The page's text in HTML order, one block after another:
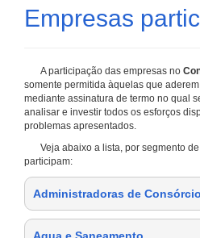
Empresas
A participação das empresas no
somente permitida àquelas que
mediante assinatura de termo no qual
analisar e investir todos os esforços
problemas apresentados.
Veja abaixo a lista, por segmento
participam:
Administradoras de